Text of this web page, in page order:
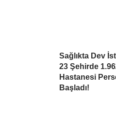
Sağlıkta Dev
23 Şehirde
Hastanesi
Başladı!